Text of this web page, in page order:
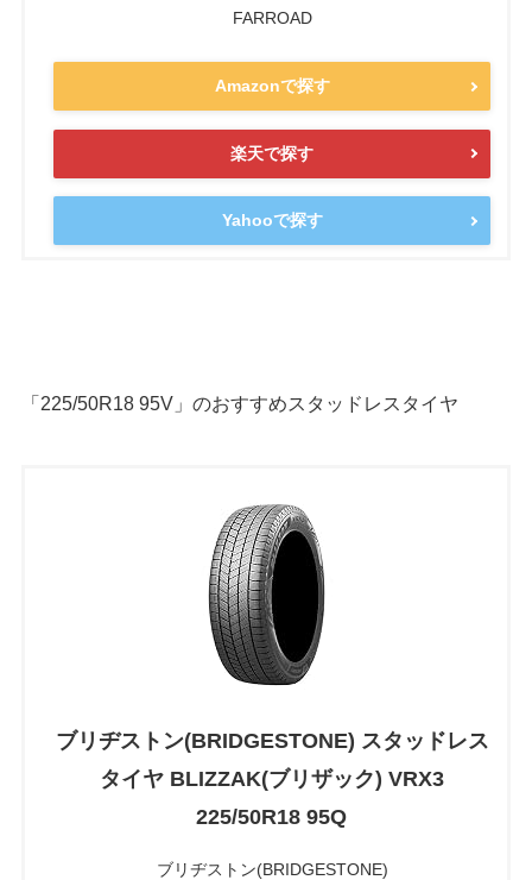
FARROAD
Amazonで探す
楽天で探す
Yahooで探す
「225/50R18 95V」のおすすめスタッドレスタイヤ
ブリヂストン(BRIDGESTONE) スタッドレス
タイヤ BLIZZAK(ブリザック) VRX3
225/50R18 95Q
ブリヂストン(BRIDGESTONE)